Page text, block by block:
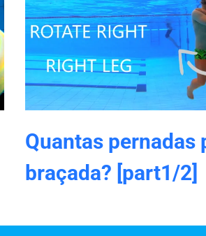
Quantas pernadas
braçada? [part1/2]